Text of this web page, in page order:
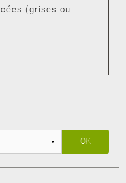
(grises ou